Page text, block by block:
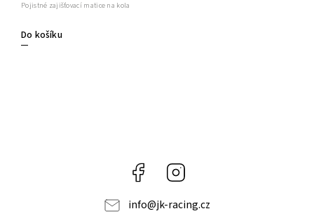
Do košíku
Pojistné zajišťovací matice na kola
Facebook
info@jk-racing.cz